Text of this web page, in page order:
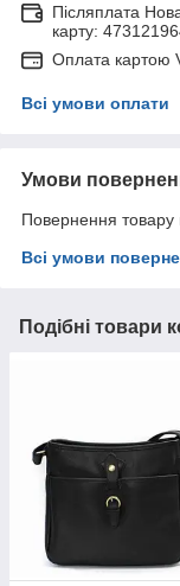
Післяплата
карту:
Оплата картою
Всі умови оплати
Умови
Повернення товару
Всі умови
Подібні товари